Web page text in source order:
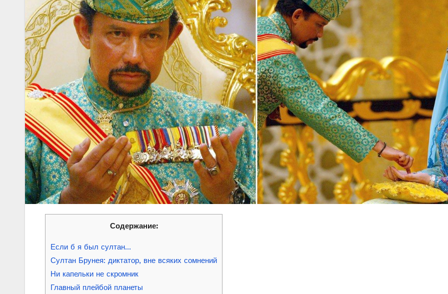
Содержание:
Если б я был султан…
Султан Брунея: диктатор, вне всяких сомнений
Ни капельки не скромник
Главный плейбой планеты